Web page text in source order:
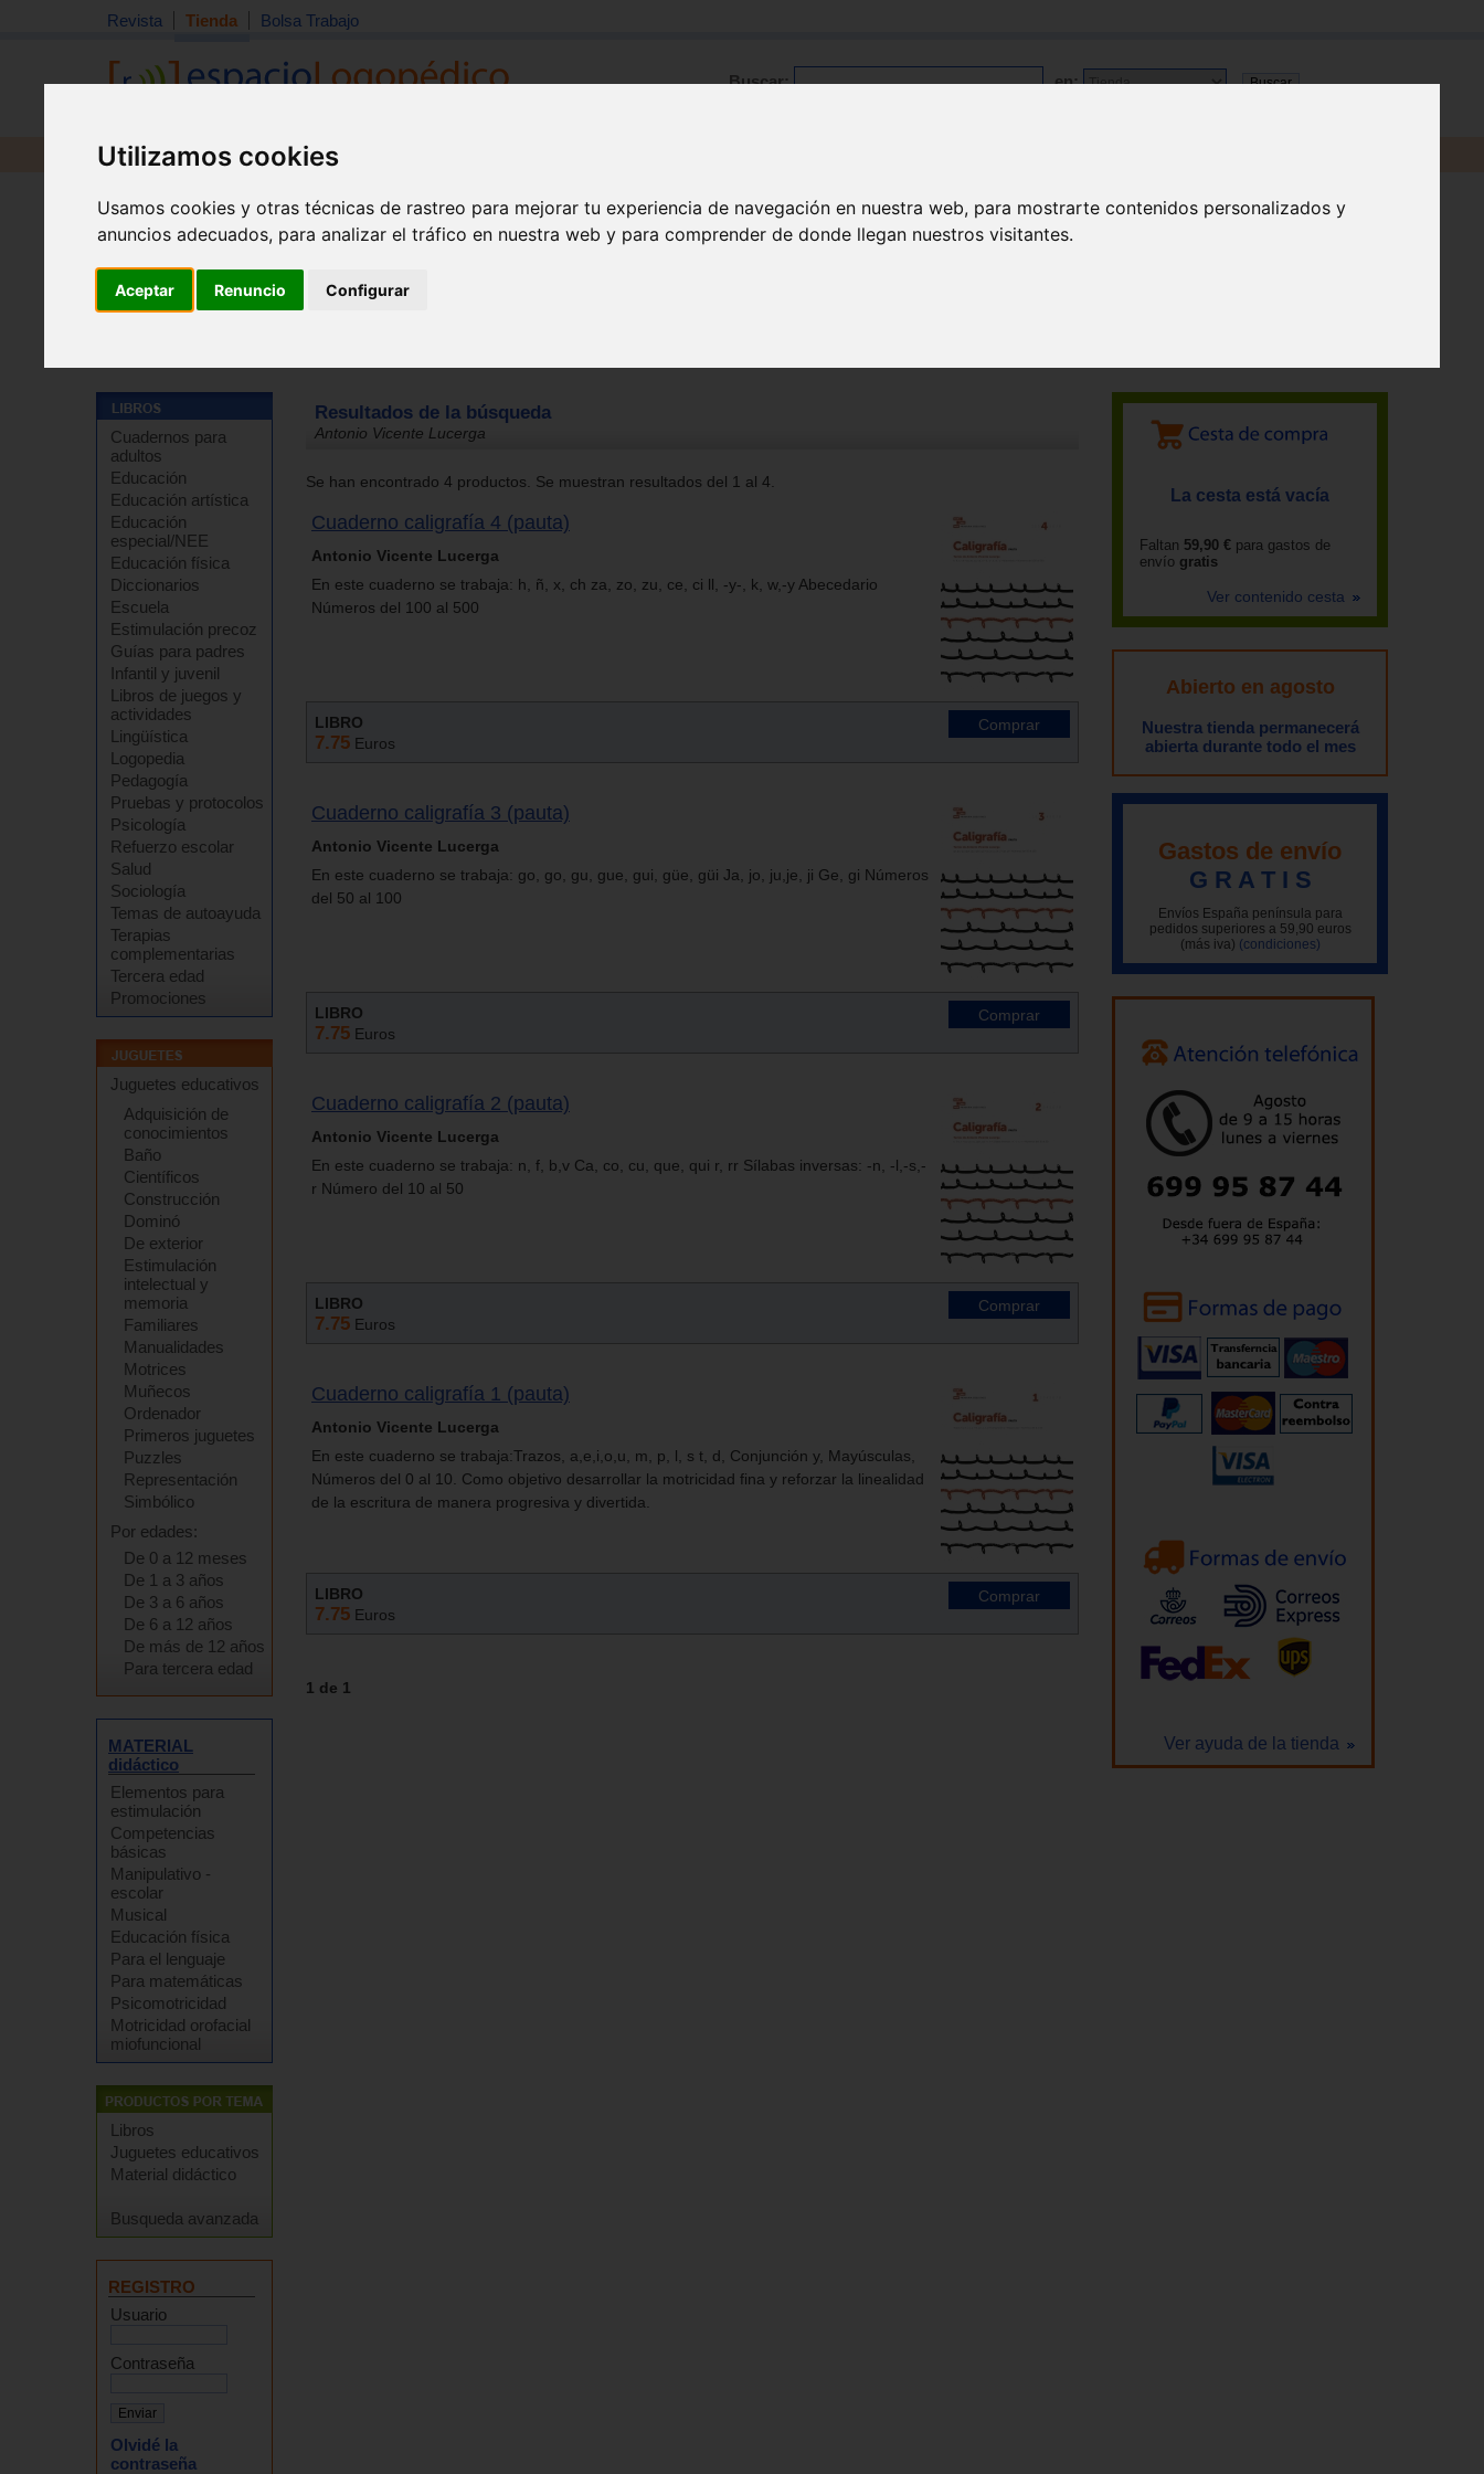
Utilizamos cookies
Usamos cookies y otras técnicas de rastreo para mejorar tu experiencia de navegación en nuestra web, para mostrarte contenidos personalizados y
anuncios adecuados, para analizar el tráfico en nuestra web y para comprender de donde llegan nuestros visitantes.
Aceptar Renuncio Configurar
Revista Tienda Bolsa Trabajo
Buscar: en:
Revista Libros Material
Cuadernos para
adultos
Educación
Educación artística
Educación
especial/NEE
Educación física
Diccionarios
Escuela
Estimulación precoz
Guías para padres
Infantil y juvenil
Libros de juegos y
actividades
Lingüística
Logopedia
Pedagogía
Pruebas y protocolos
Psicología
Refuerzo escolar
Salud
Sociología
Temas de autoayuda
Terapias
complementarias
Tercera edad
Promociones
Juguetes educativos
Adquisición de
conocimientos
Baño
Científicos
Construcción
Dominó
De exterior
Estimulación
intelectual y
memoria
Familiares
Manualidades
Motrices
Muñecos
Ordenador
Primeros juguetes
Puzzles
Representación
Simbólico
Por edades:
De 0 a 12 meses
De 1 a 3 años
De 3 a 6 años
De 6 a 12 años
De más de 12 años
Para tercera edad
MATERIAL
didáctico
Elementos para
estimulación
Competencias
básicas
Manipulativo -
escolar
Musical
Educación física
Para el lenguaje
Para matemáticas
Psicomotricidad
Motricidad orofacial
miofuncional
Libros
Juguetes educativos
Material didáctico
Busqueda avanzada
REGISTRO
Usuario
Contraseña
Olvidé la
contraseña
Resultados de la búsqueda
Antonio Vicente Lucerga
Se han encontrado 4 productos. Se muestran resultados del 1 al 4.
Cuaderno caligrafía 4 (pauta)
Antonio Vicente Lucerga
En este cuaderno se trabaja: h, ñ, x, ch za, zo, zu, ce, ci ll, -y-, k, w,-y Abecedario
Números del 100 al 500
LIBRO
7.75 Euros
Cuaderno caligrafía 3 (pauta)
Antonio Vicente Lucerga
En este cuaderno se trabaja: go, go, gu, gue, gui, güe, güi Ja, jo, ju,je, ji Ge, gi Números
del 50 al 100
LIBRO
7.75 Euros
Cuaderno caligrafía 2 (pauta)
Antonio Vicente Lucerga
En este cuaderno se trabaja: n, f, b,v Ca, co, cu, que, qui r, rr Sílabas inversas: -n, -l,-s,-
r Número del 10 al 50
LIBRO
7.75 Euros
Cuaderno caligrafía 1 (pauta)
Antonio Vicente Lucerga
En este cuaderno se trabaja:Trazos, a,e,i,o,u, m, p, l, s t, d, Conjunción y, Mayúsculas,
Números del 0 al 10. Como objetivo desarrollar la motricidad fina y reforzar la linealidad
de la escritura de manera progresiva y divertida.
LIBRO
7.75 Euros
1 de 1
La cesta está vacía
Faltan 59,90 € para gastos de
envío gratis
Ver contenido cesta
Abierto en agosto
Nuestra tienda permanecerá
abierta durante todo el mes
Gastos de envío
G R A T I S
Envíos España península para
pedidos superiores a 59,90 euros
(más iva) (condiciones)
Ver ayuda de la tienda